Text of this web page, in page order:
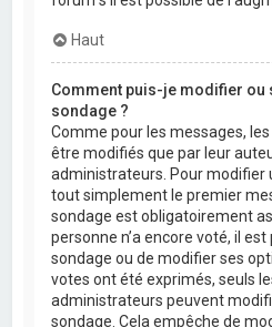
Haut
Comment puis-je modifier ou
sondage ?
Comme pour les messages,
être modifiés que par leur
administrateurs. Pour modifier
tout simplement le premier
sondage est obligatoirement
personne n’a encore voté, il
sondage ou de modifier ses
votes ont été exprimés, seuls
administrateurs peuvent
sondage. Cela empêche de